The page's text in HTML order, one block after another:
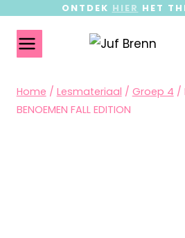
ONTDEK HIER HET
Home / Lesmateriaal / Groep 4 /
BENOEMEN FALL EDITION